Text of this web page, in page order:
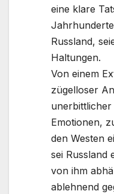
eine klare
Russland,
Haltungen.
Von einem
zügelloser
Emotionen,
den Westen
sei Russland
von ihm
ablehnend